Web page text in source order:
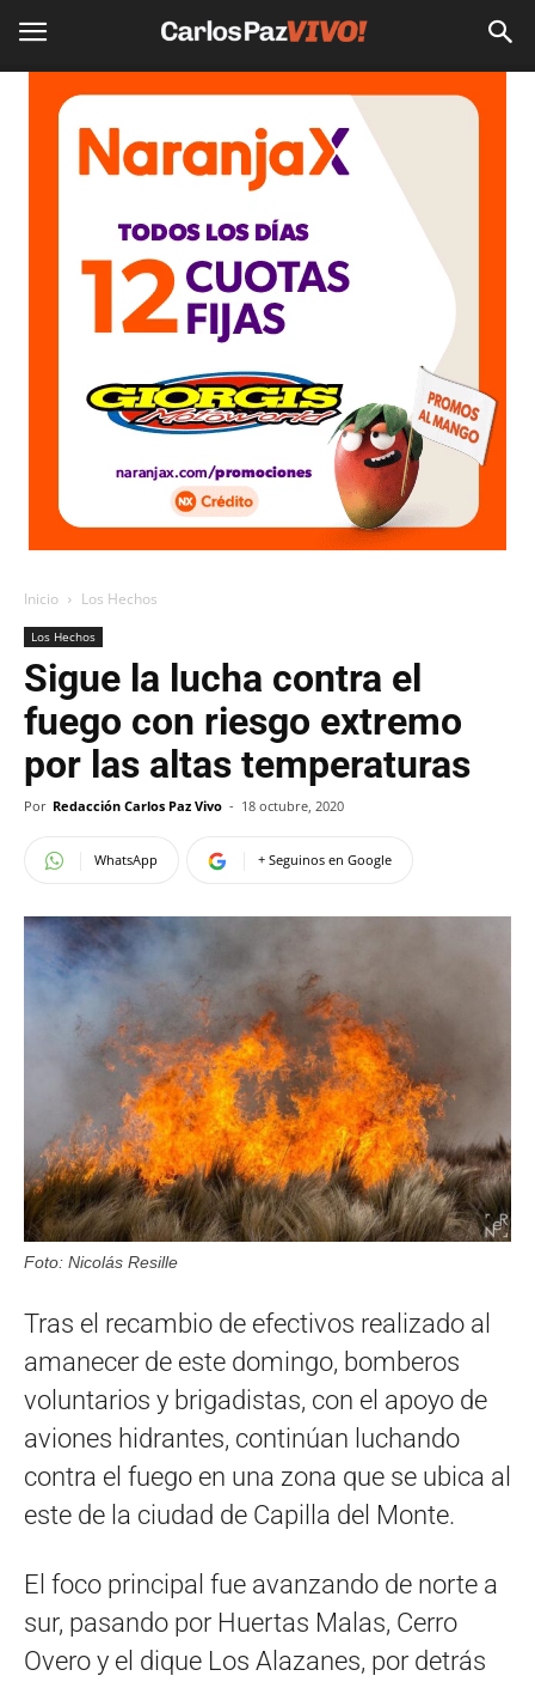
Inicio Los Hechos
Los Hechos
Sigue la lucha contra el
fuego con riesgo extremo
por las altas temperaturas
Por Redacción Carlos Paz Vivo - 18 octubre, 2020
WhatsApp + Seguinos en Google
Foto: Nicolás Resille
Tras el recambio de efectivos realizado al
amanecer de este domingo, bomberos
voluntarios y brigadistas, con el apoyo de
aviones hidrantes, continúan luchando
contra el fuego en una zona que se ubica al
este de la ciudad de Capilla del Monte.
El foco principal fue avanzando de norte a
sur, pasando por Huertas Malas, Cerro
Overo y el dique Los Alazanes, por detrás